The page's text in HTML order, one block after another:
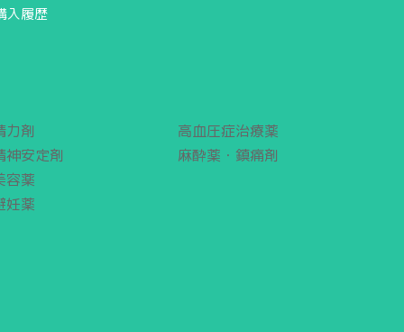
入履歴
力剤
神安定剤
容薬
妊薬
高血圧症治療薬
麻酔薬・鎮痛剤